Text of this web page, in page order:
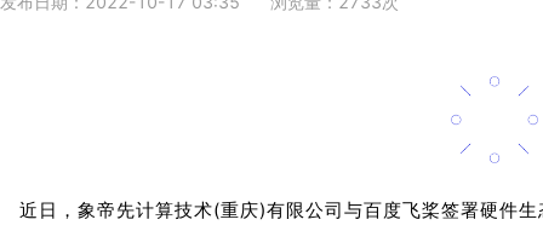
近日，象帝先计算技术(重庆)有限公司与百度飞桨签署硬件